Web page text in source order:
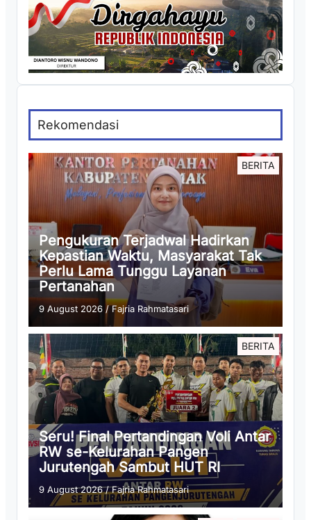
Rekomendasi
BERITA
Pengukuran Terjadwal Hadirkan
Kepastian Waktu, Masyarakat Tak
Perlu Lama Tunggu Layanan
Pertanahan
9 August 2026 /Fajria Rahmatasari
BERITA
Seru! Final Pertandingan Voli Antar
RW se-Kelurahan Pangen
Jurutengah Sambut HUT RI
9 August 2026/Fajria Rahmatasari